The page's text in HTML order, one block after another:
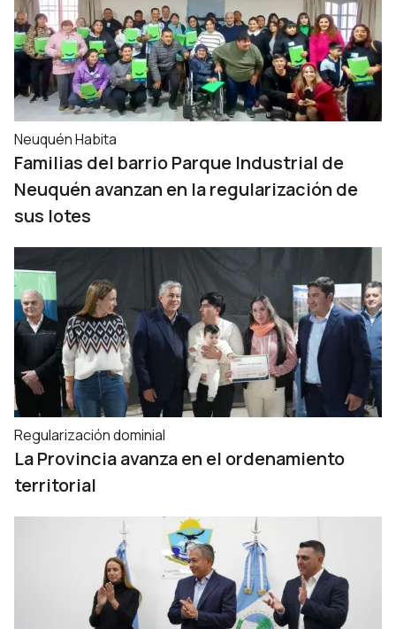
Neuquén Habita
Familias del barrio Parque Industrial de
Neuquén avanzan en la regularización de
sus lotes
Regularización dominial
La Provincia avanza en el ordenamiento
territorial